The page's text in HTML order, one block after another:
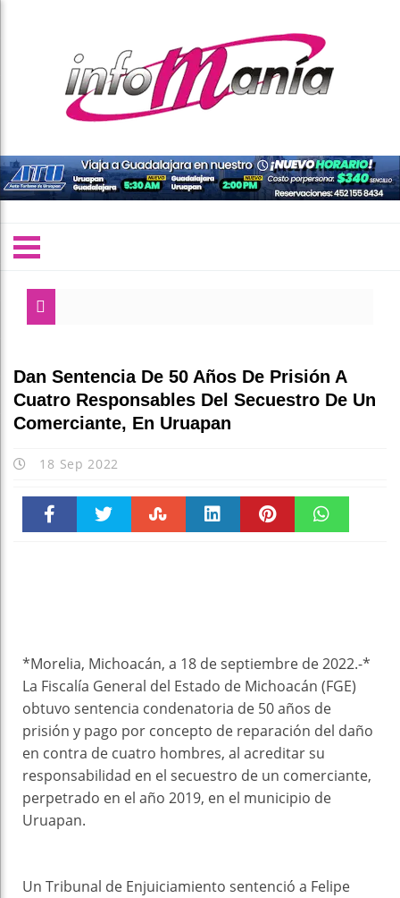
Dan Sentencia De 50 Años De Prisión A
Cuatro Responsables Del Secuestro De Un
Comerciante, En Uruapan
18 Sep 2022
*Morelia, Michoacán, a 18 de septiembre de 2022.-*
La Fiscalía General del Estado de Michoacán (FGE)
obtuvo sentencia condenatoria de 50 años de
prisión y pago por concepto de reparación del daño
en contra de cuatro hombres, al acreditar su
responsabilidad en el secuestro de un comerciante,
perpetrado en el año 2019, en el municipio de
Uruapan.
Un Tribunal de Enjuiciamiento sentenció a Felipe